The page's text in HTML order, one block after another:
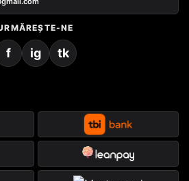
NE
f ig tk